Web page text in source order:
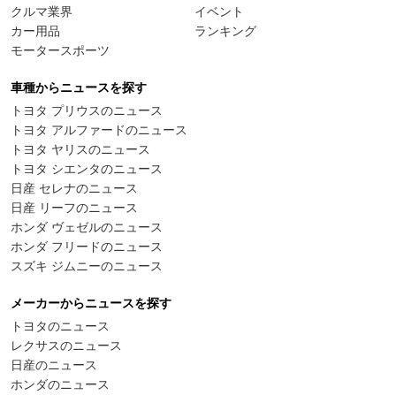
クルマ業界
カー用品
モータースポーツ
イベント
ランキング
車種からニュースを探す
トヨタ プリウスのニュース
トヨタ アルファードのニュース
トヨタ ヤリスのニュース
トヨタ シエンタのニュース
日産 セレナのニュース
日産 リーフのニュース
ホンダ ヴェゼルのニュース
ホンダ フリードのニュース
スズキ ジムニーのニュース
メーカーからニュースを探す
トヨタのニュース
レクサスのニュース
日産のニュース
ホンダのニュース